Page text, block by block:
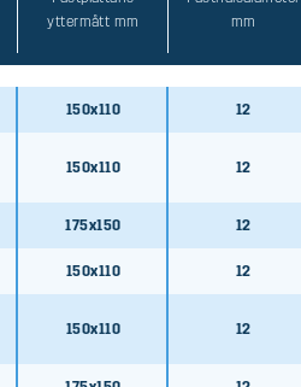
yttermått mm
mm
150x110 12
150x110 12
175x150 12
150x110 12
150x110 12